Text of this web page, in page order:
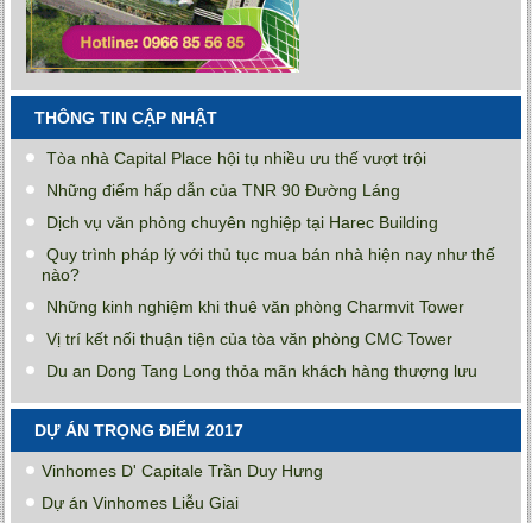
THÔNG TIN CẬP NHẬT
Tòa nhà Capital Place hội tụ nhiều ưu thế vượt trội
Những điểm hấp dẫn của TNR 90 Đường Láng
Dịch vụ văn phòng chuyên nghiệp tại Harec Building
Quy trình pháp lý với thủ tục mua bán nhà hiện nay như thế
nào?
Những kinh nghiệm khi thuê văn phòng Charmvit Tower
Vị trí kết nối thuận tiện của tòa văn phòng CMC Tower
Du an Dong Tang Long thỏa mãn khách hàng thượng lưu
DỰ ÁN TRỌNG ĐIỂM 2017
Vinhomes D' Capitale Trần Duy Hưng
Dự án Vinhomes Liễu Giai